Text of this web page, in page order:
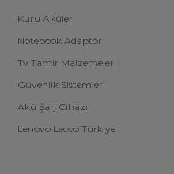
Kuru Aküler
Notebook Adaptör
Tv Tamir Malzemeleri
Güvenlik Sistemleri
Akü Şarj Cihazı
Lenovo Lecoo Türkiye